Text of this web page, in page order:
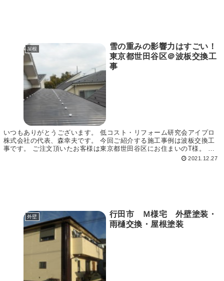
屋根
雪の重みの影響力はすごい！
東京都世田谷区＠波板交換工
事
いつもありがとうございます。 低コスト・リフォーム研究会アイプロ
株式会社の代表、森幸夫です。 今回ご紹介する施工事例は波板交換工
事です。 ご注文頂いたお客様は東京都世田谷区にお住まいのT様。 ご
2021.12.27
外壁
行田市 Ｍ様宅 外壁塗装・
雨樋交換・屋根塗装